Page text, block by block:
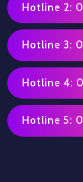
Hotline 2:
Hotline 3:
Hotline 4:
Hotline 5: